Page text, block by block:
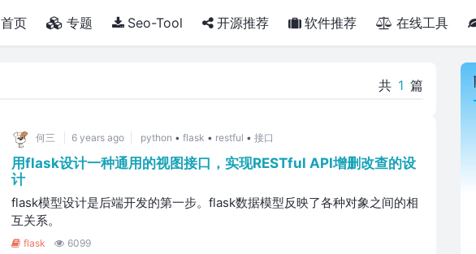
首页(current)专题 Seo-Tool 开源推荐 软件推荐 在线工具
共 1 篇
何三 6 years ago python • flask • restful • 接口
用flask设计一种通用的视图接口，实现RESTful API增删改查的设
计
flask模型设计是后端开发的第一步。flask数据模型反映了各种对象之间的相
互关系。
flask 6099